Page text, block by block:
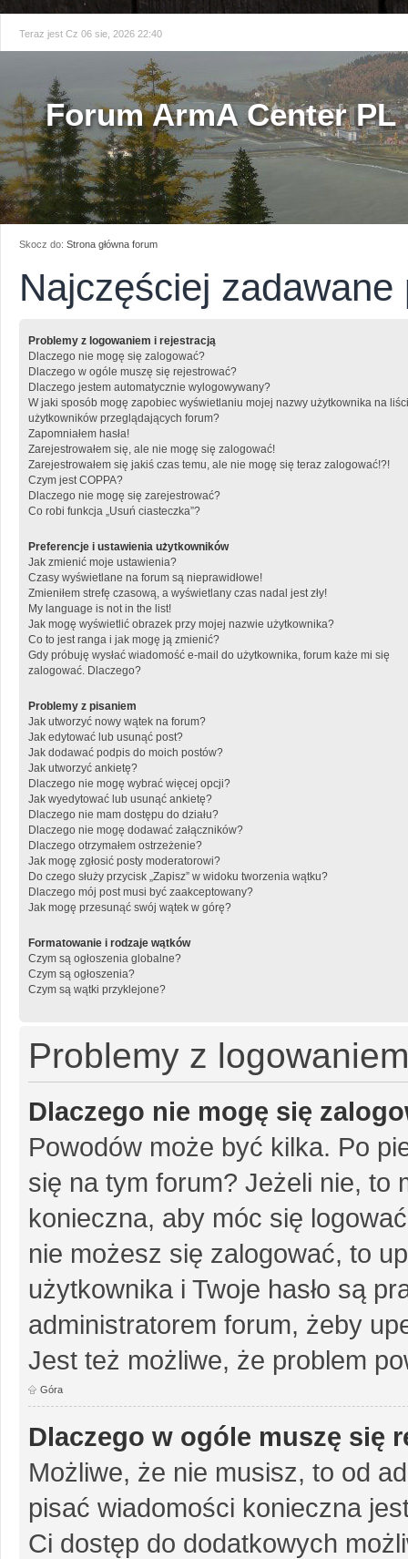
Teraz jest Cz 06 sie, 2026 22:40
Forum ArmA Center PL
Skocz do: Strona główna forum
Najczęściej zadawane
Problemy z logowaniem i rejestracją
Dlaczego nie mogę się zalogować?
Dlaczego w ogóle muszę się rejestrować?
Dlaczego jestem automatycznie wylogowywany?
W jaki sposób mogę zapobiec wyświetlaniu mojej nazwy użytkownika na
użytkowników przeglądających forum?
Zapomniałem hasła!
Zarejestrowałem się, ale nie mogę się zalogować!
Zarejestrowałem się jakiś czas temu, ale nie mogę się teraz zalogować!?!
Czym jest COPPA?
Dlaczego nie mogę się zarejestrować?
Co robi funkcja „Usuń ciasteczka”?
Preferencje i ustawienia użytkowników
Jak zmienić moje ustawienia?
Czasy wyświetlane na forum są nieprawidłowe!
Zmieniłem strefę czasową, a wyświetlany czas nadal jest zły!
My language is not in the list!
Jak mogę wyświetlić obrazek przy mojej nazwie użytkownika?
Co to jest ranga i jak mogę ją zmienić?
Gdy próbuję wysłać wiadomość e-mail do użytkownika, forum każe mi się
zalogować. Dlaczego?
Problemy z pisaniem
Jak utworzyć nowy wątek na forum?
Jak edytować lub usunąć post?
Jak dodawać podpis do moich postów?
Jak utworzyć ankietę?
Dlaczego nie mogę wybrać więcej opcji?
Jak wyedytować lub usunąć ankietę?
Dlaczego nie mam dostępu do działu?
Dlaczego nie mogę dodawać załączników?
Dlaczego otrzymałem ostrzeżenie?
Jak mogę zgłosić posty moderatorowi?
Do czego służy przycisk „Zapisz” w widoku tworzenia wątku?
Dlaczego mój post musi być zaakceptowany?
Jak mogę przesunąć swój wątek w górę?
Formatowanie i rodzaje wątków
Czym są ogłoszenia globalne?
Czym są ogłoszenia?
Czym są wątki przyklejone?
Problemy z
Dlaczego nie mogę się
Powodów może być kilka. Po
się na tym forum? Jeżeli nie, to
konieczna, aby móc się
nie możesz się zalogować, to
użytkownika i Twoje hasło są
administratorem forum, żeby
Jest też możliwe, że problem
Góra
Dlaczego w ogóle muszę się
Możliwe, że nie musisz, to od
pisać wiadomości konieczna
Ci dostęp do dodatkowych